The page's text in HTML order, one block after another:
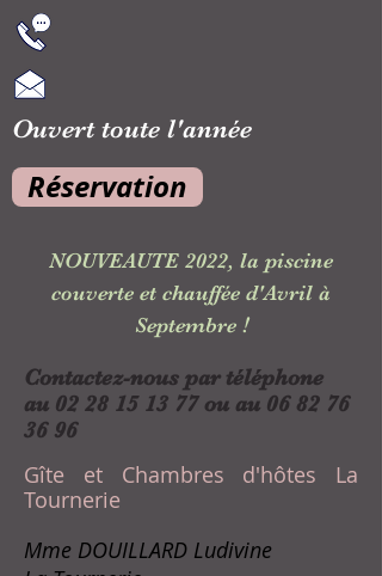
Ouvert toute l'année
Réservation
NOUVEAUTE 2022, la piscine
couverte et chauffée d'Avril à
Septembre !
Contactez-nous par téléphone
au 02 28 15 13 77ou au 06 82 76
36 96
Gîte et Chambres d'hôtes La
Tournerie
Mme DOUILLARD Ludivine​